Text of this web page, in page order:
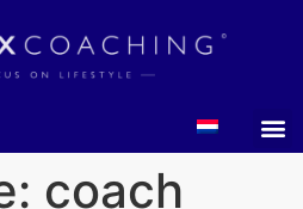
coach